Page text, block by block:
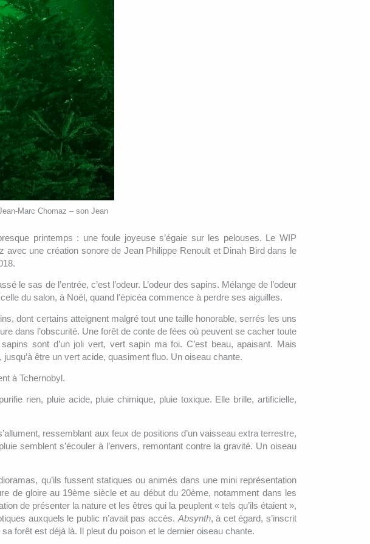
Marc Chomaz – son Jean
printemps : une foule joyeuse s’égaie sur les pelouses. Le WIP
avec une création sonore de Jean Philippe Renoult et Dinah Bird dans le
le sas de l’entrée, c’est l’odeur. L’odeur des sapins. Mélange de l’odeur
du salon, à Noël, quand l’épicéa commence à perdre ses aiguilles.
dont certains atteignent malgré tout une taille honorable, serrés les uns
dans l’obscurité. Une forêt de conte de fées où peuvent se cacher toute
sont d’un joli vert, vert sapin ma foi. C’est beau, apaisant. Mais
être un vert acide, quasiment fluo. Un oiseau chante.
à Tchernobyl.
rien, pluie acide, pluie chimique, pluie toxique. Elle brille, artificielle,
ressemblant aux feux de positions d’un vaisseau extra terrestre,
semblent s’écouler à l’envers, remontant contre la gravité. Un oiseau
qu’ils fussent statiques ou animés dans une mini représentation
de gloire au 19ème siècle et au début du 20ème, notamment dans les
de présenter la nature et les êtres qui la peuplent « tels qu’ils étaient »,
auxquels le public n’avait pas accès. Absynth, à cet égard, s’inscrit
forêt est déjà là. Il pleut du poison et le dernier oiseau chante.